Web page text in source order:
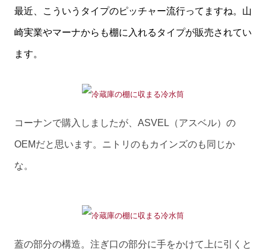
最近、こういうタイプのピッチャー流行ってますね。山
崎実業やマーナからも棚に入れるタイプが販売されてい
ます。
コーナンで購入しましたが、ASVEL（アスベル）の
OEMだと思います。ニトリのもカインズのも同じか
な。
蓋の部分の構造。注ぎ口の部分に手をかけて上に引くと